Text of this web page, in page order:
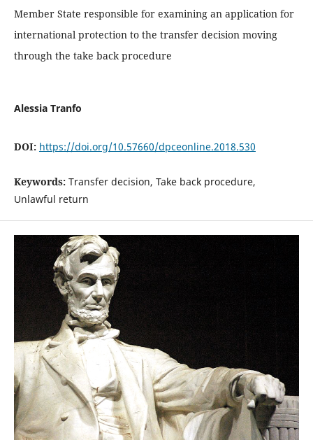
Member State responsible for examining an application for
international protection to the transfer decision moving
through the take back procedure
Alessia Tranfo
DOI: https://doi.org/10.57660/dpceonline.2018.530
Keywords: Transfer decision, Take back procedure,
Unlawful return